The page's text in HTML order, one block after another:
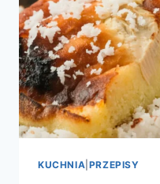
KUCHNIA PRZEPISY